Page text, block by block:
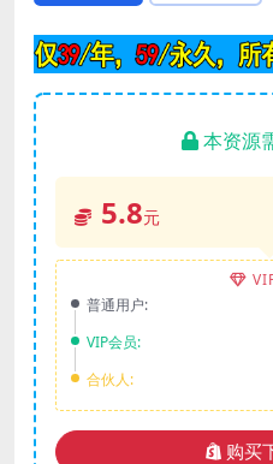
本资源
5.8元
普通用户:
VIP会员:
合伙人:
购买